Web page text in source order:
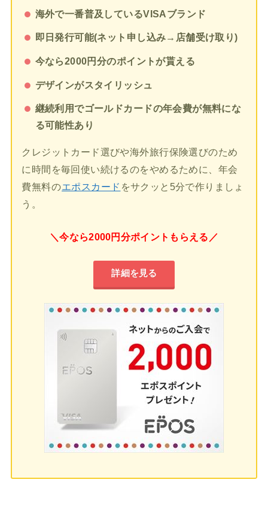
海外で一番普及しているVISAブランド
即日発行可能(ネット申し込み→店舗受け取り)
今なら2000円分のポイントが貰える
デザインがスタイリッシュ
継続利用でゴールドカードの年会費が無料にな
る可能性あり
クレジットカード選びや海外旅行保険選びのため
に時間を毎回使い続けるのをやめるために、年会
費無料のエポスカード をサクッと5分で作りましょ
う。
＼今なら2000円分ポイントもらえる／
詳細を見る